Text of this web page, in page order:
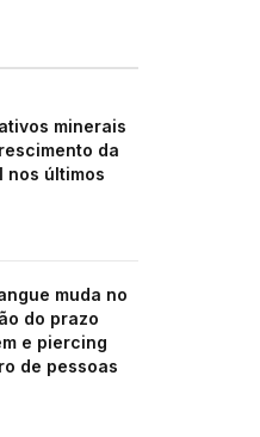
minerais
da
nos últimos
muda no
do prazo
e piercing
de pessoas